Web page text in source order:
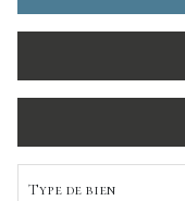
Type de bien